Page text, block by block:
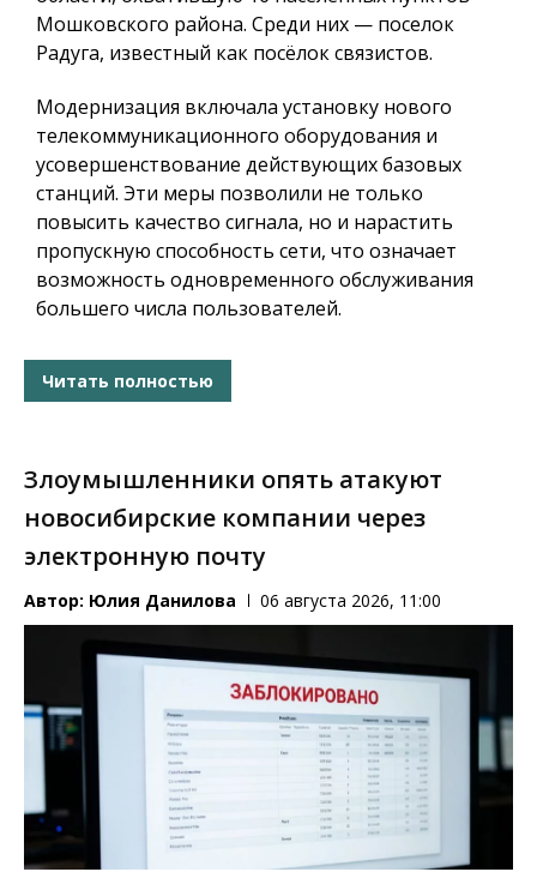
Мошковского района. Среди них — поселок
Радуга, известный как посёлок связистов.
Модернизация включала установку нового
телекоммуникационного оборудования и
усовершенствование действующих базовых
станций. Эти меры позволили не только
повысить качество сигнала, но и нарастить
пропускную способность сети, что означает
возможность одновременного обслуживания
большего числа пользователей.
Читать полностью
Злоумышленники опять атакуют
новосибирские компании через
электронную почту
Автор: Юлия Данилова 06 августа 2026, 11:00